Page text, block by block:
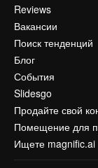
Reviews
Вакансии
Поиск тенденций
Блог
События
Slidesgo
Продайте свой
Помещение для
Ищете magnific.ai